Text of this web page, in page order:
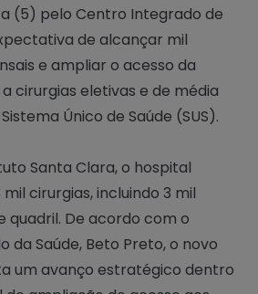
(5) pelo Centro Integrado de
de alcançar mil
e ampliar o acesso da
cirurgias eletivas e de média
Único de Saúde (SUS).
Santa Clara, o hospital
cirurgias, incluindo 3 mil
quadril. De acordo com o
da Saúde, Beto Preto, o novo
um avanço estratégico dentro